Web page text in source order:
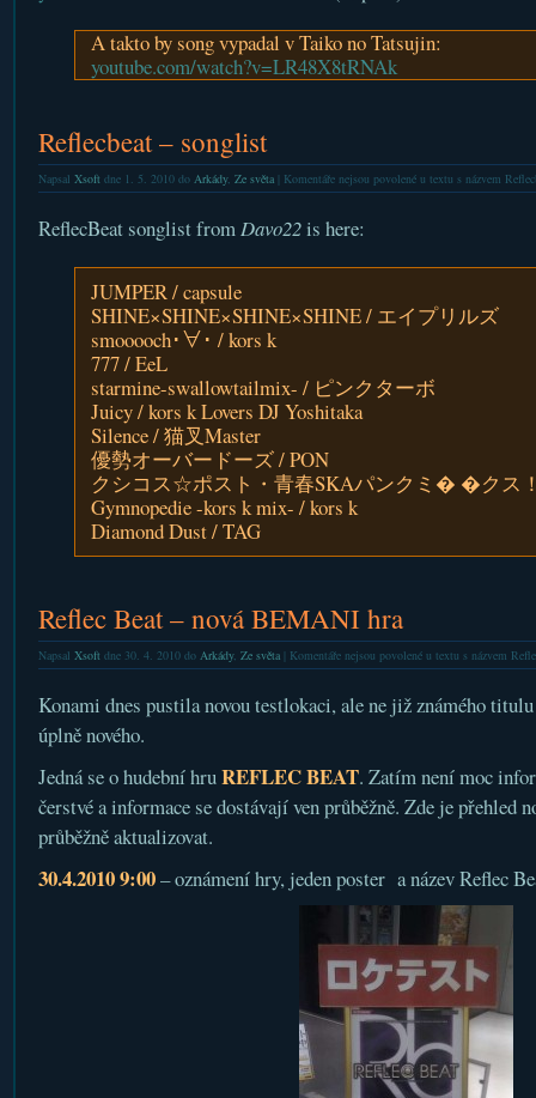
A takto by song vypadal v Taiko no Tatsujin:
youtube.com/watch?v=LR48X8tRNAk
Reflecbeat – songlist
Napsal Xsoftdne 1. 5. 2010 do Arkády, Ze světa| Komentáře nejsou povolenéu textu s názvem
ReflecBeat songlist fromDavo22is here:
JUMPER / capsule
SHINE×SHINE×SHINE×SHINE / エイプリルズ
smooooch･∀･ / kors k
777 / EeL
starmine-swallowtailmix- / ピンクターボ
Juicy / kors k Lovers DJ Yoshitaka
Silence / 猫叉Master
優勢オーバードーズ / PON
クシコス☆ポスト・青春SKAパンクミ� �クス
Gymnopedie -kors k mix- / kors k
Diamond Dust / TAG
Reflec Beat – nová BEMANI hra
Napsal Xsoftdne 30. 4. 2010 do Arkády, Ze světa| Komentáře nejsou povolenéu textu s názvem
Konami dnes pustila novou testlokaci, ale ne již známého
úplně nového.
Jedná se o hudební hruREFLEC BEAT. Zatím není moc
čerstvé a informace se dostávají ven průběžně. Zde je přehled
průběžně aktualizovat.
30.4.2010 9:00– oznámení hry, jeden poster a název Reflec